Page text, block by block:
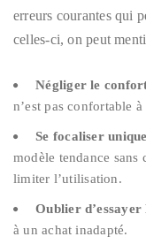
erreurs courantes qui
celles-ci, on peut
Négliger le
n’est pas confortable
Se focaliser
modèle tendance
limiter l’utilisation.
Oublier d’essayer
à un achat inadapté.